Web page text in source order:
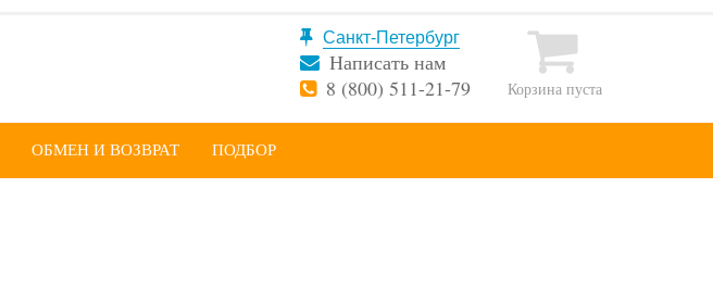
Написать нам
8 (800) 511-21-79
Корзина пуста
ОБМЕН И ВОЗВРАТ ПОДБОР